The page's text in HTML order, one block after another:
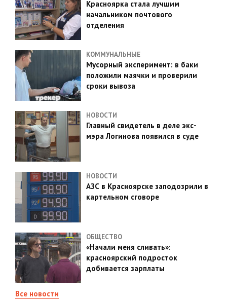
Красноярка стала лучшим
начальником почтового
отделения
КОММУНАЛЬНЫЕ
Мусорный эксперимент: в баки
положили маячки и проверили
сроки вывоза
НОВОСТИ
Главный свидетель в деле экс-
мэра Логинова появился в суде
НОВОСТИ
АЗС в Красноярске заподозрили в
картельном сговоре
ОБЩЕСТВО
«Начали меня сливать»:
красноярский подросток
добивается зарплаты
Все новости